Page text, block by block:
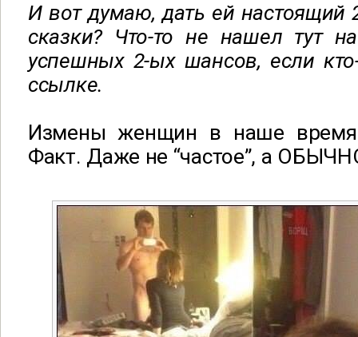
И вот думаю, дать ей настоящий
сказки? Что-то не нашел тут
успешных 2-ых шансов, если
ссылке.
Измены женщин в наше время
Факт. Даже не “частое”, а